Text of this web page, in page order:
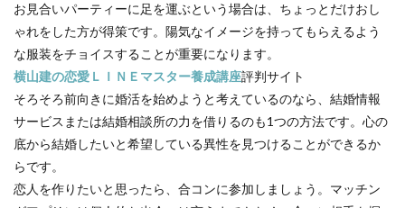
お見合いパーティーに足を運ぶという場合は、ちょっとだけおし
ゃれをした方が得策です。陽気なイメージを持ってもらえるよう
な服装をチョイスすることが重要になります。
横山建の恋愛ＬＩＮＥマスター養成講座評判サイト
そろそろ前向きに婚活を始めようと考えているのなら、結婚情報
サービスまたは結婚相談所の力を借りるのも1つの方法です。心の
底から結婚したいと希望している異性を見つけることができるか
らです。
恋人を作りたいと思ったら、合コンに参加しましょう。マッチン